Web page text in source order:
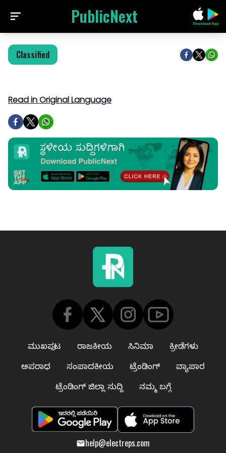
PublicNext
Classified
Read in Original Language
ಮುಖಪುಟ ರಾಜಕೀಯ ಸಿನಿಮಾ
ಕ್ರೀಡೆಗಳು
ಅಪರಾಧ
ಸಂಪಾದಕೀಯ ಟ್ರೆಂಡಿಂಗ್
ವ್ಯಾಪಾರ
ಟ್ರೆಂಡಿಂಗ್ ಜಿಲ್ಲಾ ಸುದ್ದಿ
ನಮ್ಮ ಬಗ್ಗೆ
help@electreps.com